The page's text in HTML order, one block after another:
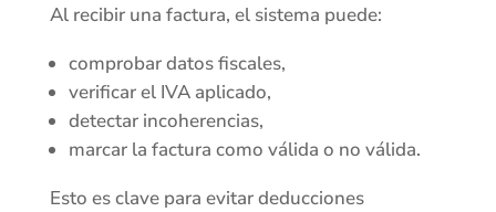
Al recibir una factura, el sistema puede:
comprobar datos fiscales,
verificar el IVA aplicado,
detectar incoherencias,
marcar la factura como válida o no válida.
Esto es clave para evitar deducciones